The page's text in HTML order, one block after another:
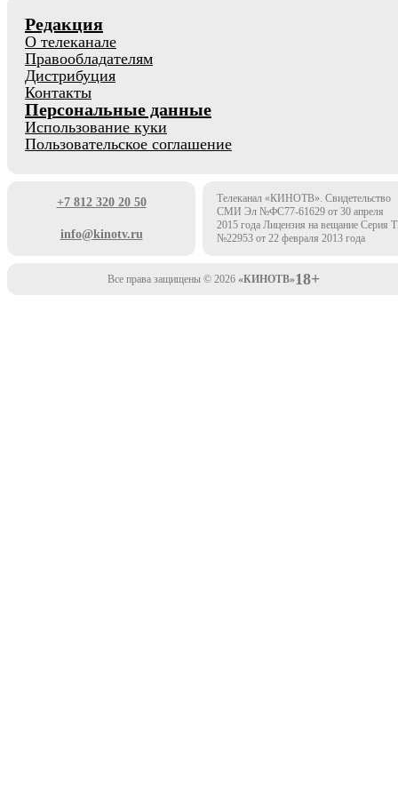
Редакция
О телеканале
Правообладателям
Дистрибуция
Контакты
Персональные данные
Использование куки
Пользовательское соглашение
+7 812 320 20 50
info@kinotv.ru
Телеканал «КИНОТВ». Свидетельство
СМИ Эл №ФС77-61629 от 30 апреля
2015 года Лицензия на вещание Серия
№22953 от 22 февраля 2013 года
Все права защищены © 2026 «КИНОТВ»18+